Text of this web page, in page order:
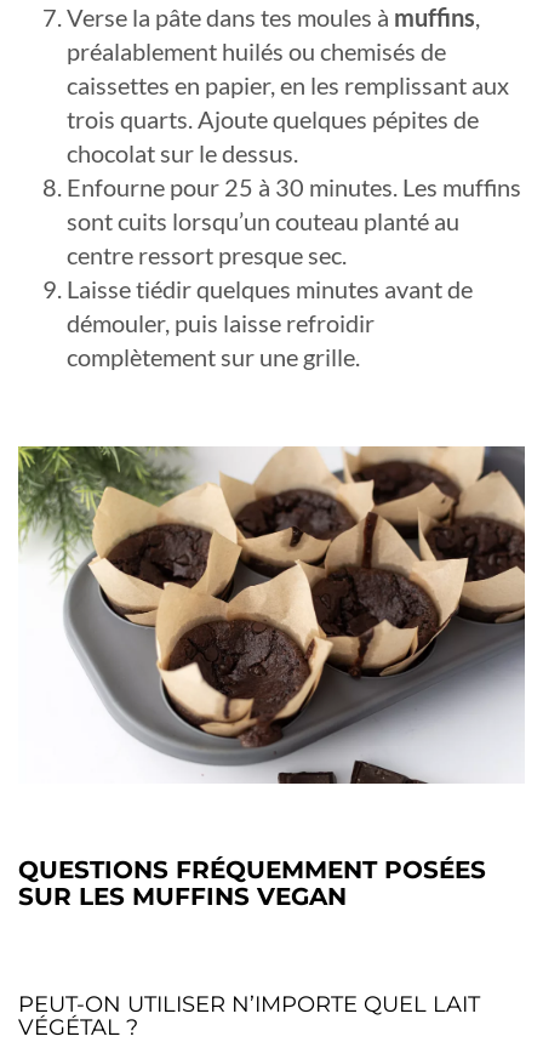
Verse la pâte dans tes moules à muffins
préalablement huilés ou chemisés de
caissettes en papier, en les remplissant aux
trois quarts. Ajoute quelques pépites de
chocolat sur le dessus.
Enfourne pour 25 à 30 minutes. Les muffins
sont cuits lorsqu’un couteau planté au
centre ressort presque sec.
Laisse tiédir quelques minutes avant de
démouler, puis laisse refroidir
complètement sur une grille.
QUESTIONS FRÉQUEMMENT POSÉES
SUR LES MUFFINS VEGAN
PEUT-ON UTILISER N’IMPORTE QUEL LAIT
VÉGÉTAL ?